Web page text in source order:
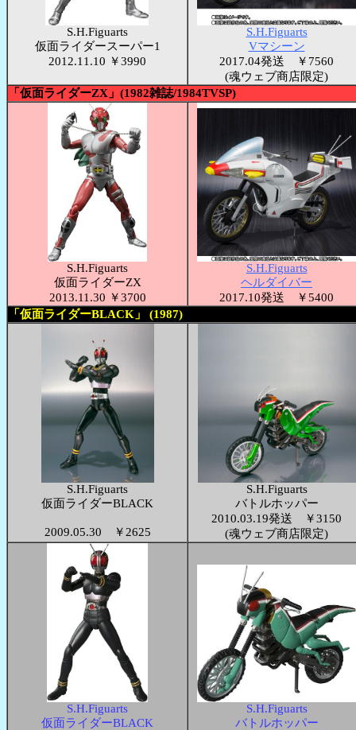
S.H.Figuarts
仮面ライダースーパー1
2012.11.10 ￥3990
S.H.Figuarts
Vマシーン
2017.04発送 ￥7560
(魂ウェブ商店限定)
「仮面ライダーZX」(1982雑誌/1984TVSP)
S.H.Figuarts
仮面ライダーZX
2013.11.30 ￥3700
S.H.Figuarts
ヘルダイバー
2017.10発送 ￥5400
「仮面ライダーBLACK」 (1987)
S.H.Figuarts
仮面ライダーBLACK
2009.05.30 ￥2625
S.H.Figuarts
バトルホッパー
2010.03.19発送 ￥3150
(魂ウェブ商店限定)
S.H.Figuarts
仮面ライダーBLACK
S.H.Figuarts
バトルホッパー